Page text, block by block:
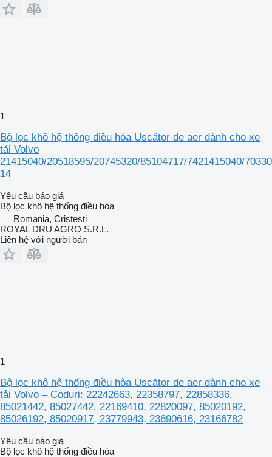
1
Bộ lọc khô hệ thống điều hòa Uscător de aer dành cho xe
tải Volvo
21415040/20518595/20745320/85104717/7421415040/
14
Yêu cầu báo giá
Bộ lọc khô hệ thống điều hòa
Romania, Cristesti
ROYAL DRU AGRO S.R.L.
Liên hệ với người bán
1
Bộ lọc khô hệ thống điều hòa Uscător de aer dành cho xe
tải Volvo – Coduri: 22242663, 22358797, 22858336,
85021442, 85027442, 22169410, 22820097, 85020192,
85026192, 85020917, 23779943, 23690616, 23166782
Yêu cầu báo giá
Bộ lọc khô hệ thống điều hòa